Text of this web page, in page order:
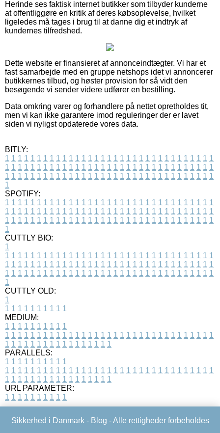
Herinde ses faktisk internet butikker som tilbyder kunderne
at offentliggøre en kritik af deres købsoplevelse, hvilket
ligeledes må tages i brug til at danne dig et indtryk af
kundernes tilfredshed.
Dette website er finansieret af annonceindtægter. Vi har et
fast samarbejde med en gruppe netshops idet vi annoncerer
butikkernes tilbud, og høster provision for så vidt den
besøgende vi sender videre udfører en bestilling.
Data omkring varer og forhandlere på nettet opretholdes tit,
men vi kan ikke garantere imod reguleringer der er lavet
siden vi nyligst opdaterede vores data.
BITLY:
1 1 1 1 1 1 1 1 1 1 1 1 1 1 1 1 1 1 1 1 1 1 1 1 1 1 1 1 1 1 1 1 1
1 1 1 1 1 1 1 1 1 1 1 1 1 1 1 1 1 1 1 1 1 1 1 1 1 1 1 1 1 1 1 1 1
1 1 1 1 1 1 1 1 1 1 1 1 1 1 1 1 1 1 1 1 1 1 1 1 1 1 1 1 1 1 1 1 1
1
SPOTIFY:
1 1 1 1 1 1 1 1 1 1 1 1 1 1 1 1 1 1 1 1 1 1 1 1 1 1 1 1 1 1 1 1 1
1 1 1 1 1 1 1 1 1 1 1 1 1 1 1 1 1 1 1 1 1 1 1 1 1 1 1 1 1 1 1 1 1
1 1 1 1 1 1 1 1 1 1 1 1 1 1 1 1 1 1 1 1 1 1 1 1 1 1 1 1 1 1 1 1 1
1
CUTTLY BIO:
1
1 1 1 1 1 1 1 1 1 1 1 1 1 1 1 1 1 1 1 1 1 1 1 1 1 1 1 1 1 1 1 1 1
1 1 1 1 1 1 1 1 1 1 1 1 1 1 1 1 1 1 1 1 1 1 1 1 1 1 1 1 1 1 1 1 1
1 1 1 1 1 1 1 1 1 1 1 1 1 1 1 1 1 1 1 1 1 1 1 1 1 1 1 1 1 1 1 1 1
1
CUTTLY OLD:
1
1 1 1 1 1 1 1 1 1 1
MEDIUM:
1 1 1 1 1 1 1 1 1 1
1 1 1 1 1 1 1 1 1 1 1 1 1 1 1 1 1 1 1 1 1 1 1 1 1 1 1 1 1 1 1 1 1
1 1 1 1 1 1 1 1 1 1 1 1 1 1 1 1 1
PARALLELS:
1 1 1 1 1 1 1 1 1 1
1 1 1 1 1 1 1 1 1 1 1 1 1 1 1 1 1 1 1 1 1 1 1 1 1 1 1 1 1 1 1 1 1
1 1 1 1 1 1 1 1 1 1 1 1 1 1 1 1 1
URL PARAMETER:
1 1 1 1 1 1 1 1 1 1
Sikkerhed i Danmark - Blog - Alle rettigheder forbeholdes